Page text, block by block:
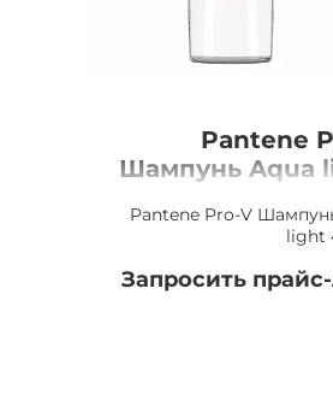
Pantene
Шампунь Aqua
Pantene Pro-V
light
Запросить